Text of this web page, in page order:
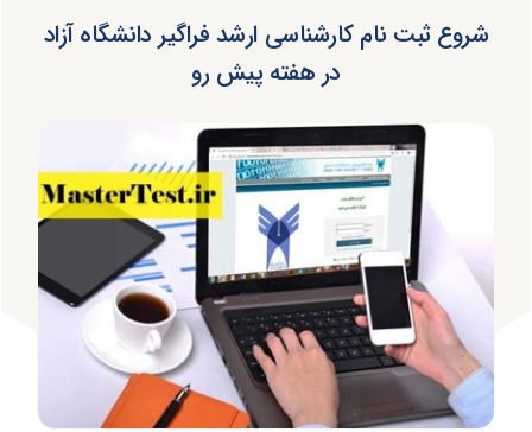
شروع ثبت نام کارشناسی ارشد فراگیر دانشگاه آزاد
در هفته پیش رو